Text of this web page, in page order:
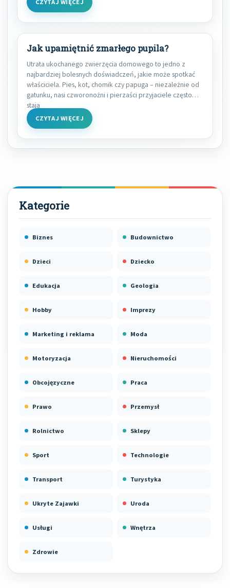
CZYTAJ WIĘCEJ
Jak upamiętnić zmarłego pupila?
Utrata ukochanego zwierzęcia domowego to jedno z
najbardziej bolesnych doświadczeń, jakie może spotkać
właściciela. Pies, kot, chomik czy papuga – niezależnie od
gatunku, nasi czworonożni i pierzaści przyjaciele często
stają
CZYTAJ WIĘCEJ
Biznes Budownictwo
Dzieci Dziecko
Edukacja Geologia
Hobby Imprezy
Marketing i reklama Moda
Motoryzacja Nieruchomości
Obcojęzyczne Praca
Prawo Przemysł
Rolnictwo Sklepy
Sport Technologie
Transport Turystyka
Ukryte Zajawki Uroda
Usługi Wnętrza
Zdrowie